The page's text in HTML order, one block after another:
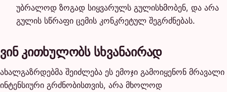
უბრალოდ ზოგად სიყვარულს გულისხმობენ, და არა
გულის სწრაფი ცემის კონკრეტულ შეგრძნებას.
ვინ კითხულობს სხვანაირად
ახალგაზრდებმა შეიძლება ეს ემოჯი გამოიყენონ მრავალი
ინტენსიური გრძნობისთვის, არა მხოლოდ